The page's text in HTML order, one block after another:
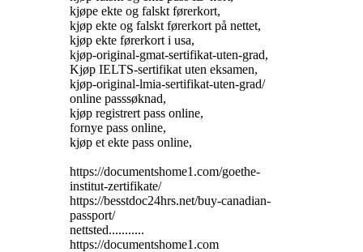
kjøpe ekte og falskt førerkort,
kjøp ekte og falskt førerkort på nettet,
kjøp ekte førerkort i usa,
kjøp-original-gmat-sertifikat-uten-grad,
Kjøp IELTS-sertifikat uten eksamen,
kjøp-original-lmia-sertifikat-uten-grad/
online passsøknad,
kjøp registrert pass online,
fornye pass online,
kjøp et ekte pass online,
https://documentshome1.com/goethe-
institut-zertifikate/
https://besstdoc24hrs.net/buy-canadian-
passport/
nettsted...........
https://documentshome1.com